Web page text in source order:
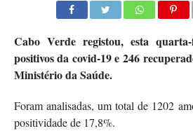
Cabo Verde registou, esta
positivos da covid-19 e 246
Ministério da Saúde.
Foram analisadas, um total de 1202
positividade de 17,8%.